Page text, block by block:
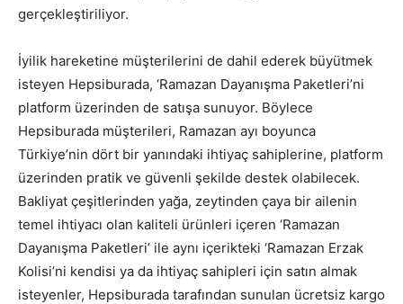
gerçekleştiriliyor.
İyilik hareketine müşterilerini de dahil ederek büyütmek
isteyen Hepsiburada, ‘Ramazan Dayanışma Paketleri’ni
platform üzerinden de satışa sunuyor. Böylece
Hepsiburada müşterileri, Ramazan ayı boyunca
Türkiye’nin dört bir yanındaki ihtiyaç sahiplerine, platform
üzerinden pratik ve güvenli şekilde destek olabilecek.
Bakliyat çeşitlerinden yağa, zeytinden çaya bir ailenin
temel ihtiyacı olan kaliteli ürünleri içeren ‘Ramazan
Dayanışma Paketleri’ ile aynı içerikteki ‘Ramazan Erzak
Kolisi’ni kendisi ya da ihtiyaç sahipleri için satın almak
isteyenler, Hepsiburada tarafından sunulan ücretsiz kargo